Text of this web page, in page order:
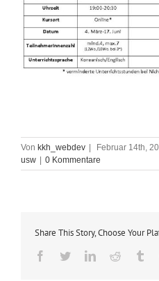
Von kkh_webdev | Februar 14th,
usw | 0 Kommentare
Share This Story, Choose Your
Facebook
TwitterLinkedinReddit